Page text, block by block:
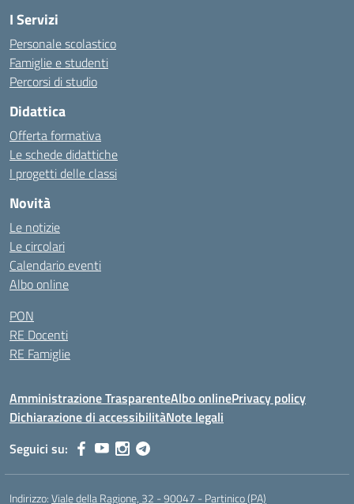
I Servizi
Personale scolastico
Famiglie e studenti
Percorsi di studio
Didattica
Offerta formativa
Le schede didattiche
I progetti delle classi
Novità
Le notizie
Le circolari
Calendario eventi
Albo online
PON
RE Docenti
RE Famiglie
Amministrazione TrasparenteAlbo onlinePrivacy policy
Dichiarazione di accessibilitàNote legali
Seguici su:
Indirizzo:Viale della Ragione, 32 - 90047 - Partinico (PA)